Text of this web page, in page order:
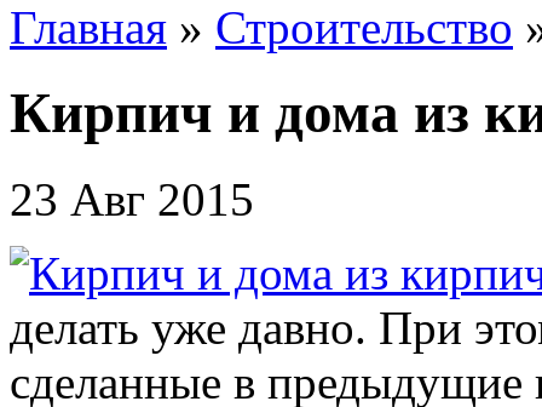
Главная » Строительство
Кирпич и дома из
23 Авг 2015
делать уже давно. При
сделанные в предыдущие